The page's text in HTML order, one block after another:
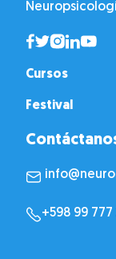
Cursos
Festival
+598 99 777